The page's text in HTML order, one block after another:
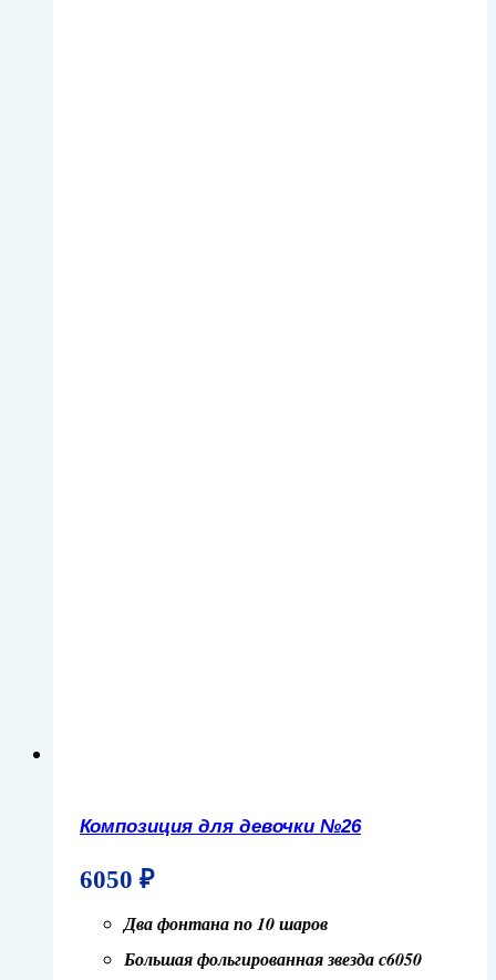
Композиция для девочки №26
6050 ₽
Два фонтана по 10 шаров
Большая фольгированная звезда с6050